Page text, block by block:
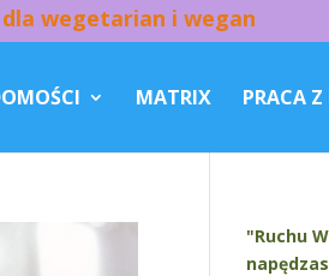
dla wegetarian i wegan
MATRIX PRACA
"Ruchu